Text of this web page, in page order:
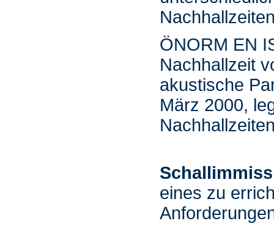
ÖNORM EN
Nachhallzeit
akustische
März 2000,
eines zu